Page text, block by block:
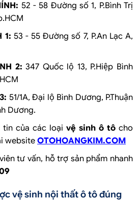
52 - 58 Đường số 1, P.Bình Trị
1: 53 - 55 Đường số 7, P.An Lạc A,
2: 347 Quốc lộ 13, P.Hiệp Bình
51/1A, Đại lộ Bình Dương, P.Thuận
Dương.
tin của các loại vệ sinh ô tô cho
website OTOHOANGKIM.COM
tư vấn, hỗ trợ sản phẩm nhanh
vệ sinh nội thất ô tô đúng